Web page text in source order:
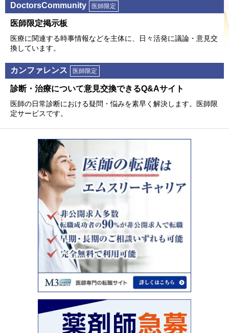
DoctorsCommunity 医師限定
医師限定掲⽰板
医療に関連する時事情報などを主体に、⽇々活発に議論・意⾒交
換しています。
カンファレンス 医師限定
診断・治療について意⾒交換できるQ&Aサイト
医師の⽇常診断における疑問・悩みを素早く解決します。医師限
定サービスです。